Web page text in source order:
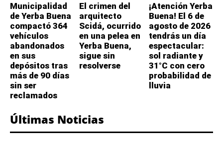
Municipalidad
de Yerba Buena
compactó 364
vehículos
abandonados
en sus
depósitos tras
más de 90 días
sin ser
reclamados
El crimen del
arquitecto
Scidá, ocurrido
en una pelea en
Yerba Buena,
sigue sin
resolverse
¡Atención Yerba
Buena! El 6 de
agosto de 2026
tendrás un día
espectacular:
sol radiante y
31°C con cero
probabilidad de
lluvia
Últimas Noticias